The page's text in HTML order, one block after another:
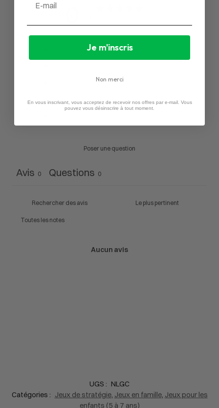
%
Poser une question
Avis 0 Questions 0
Aucun avis
UGS : NLGC
Catégories : Jeux de stratégie, Jeux en famille, Jeux pour les
enfants (5 à 7 ans)
Je m'inscris
Non merci
En vous inscrivant, vous acceptez de recevoir nos offres par e-mail. Vous
pouvez vous désinscrire à tout moment.